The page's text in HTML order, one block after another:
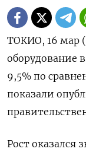
ТОКИО, 16 мар
оборудование
9,5% по
показали
Рост оказался